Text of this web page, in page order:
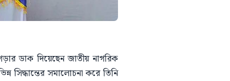
ডাক দিয়েছেন জাতীয় নাগরিক
সিদ্ধান্তের সমালোচনা করে তিনি